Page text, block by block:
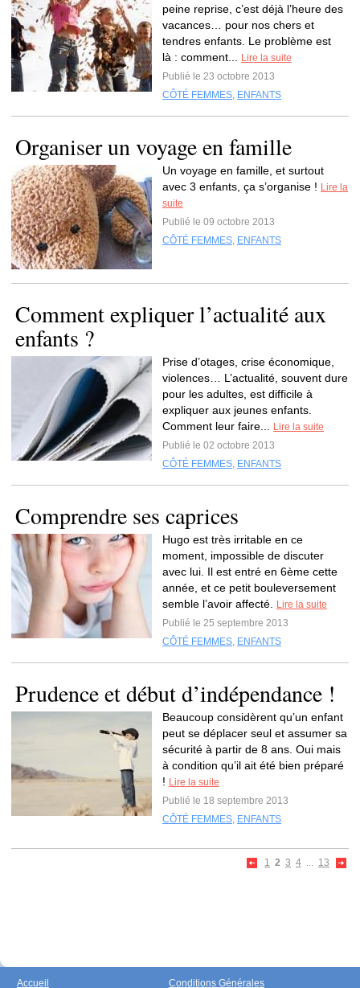
peine reprise, c’est déjà l’heure des
vacances… pour nos chers et
tendres enfants. Le problème est
là : comment...
Lire la suite
Publié le 23 octobre 2013
CÔTÉ FEMMES, ENFANTS
Organiser un voyage en famille
Un voyage en famille, et surtout
avec 3 enfants, ça s’organise ! Lire la
suite
Publié le 09 octobre 2013
CÔTÉ FEMMES, ENFANTS
Comment expliquer l’actualité aux
enfants ?
Prise d’otages, crise économique,
violences… L’actualité, souvent dure
pour les adultes, est difficile à
expliquer aux jeunes enfants.
Comment leur faire...
Lire la suite
Publié le 02 octobre 2013
CÔTÉ FEMMES, ENFANTS
Comprendre ses caprices
Hugo est très irritable en ce
moment, impossible de discuter
avec lui. Il est entré en 6ème cette
année, et ce petit bouleversement
semble l’avoir affecté.
Lire la suite
Publié le 25 septembre 2013
CÔTÉ FEMMES, ENFANTS
Prudence et début d’indépendance !
Beaucoup considèrent qu’un enfant
peut se déplacer seul et assumer sa
sécurité à partir de 8 ans. Oui mais
à condition qu’il ait été bien préparé
! Lire la suite
Publié le 18 septembre 2013
CÔTÉ FEMMES, ENFANTS
1 2 3 4 ... 13
Accueil Conditions Générales